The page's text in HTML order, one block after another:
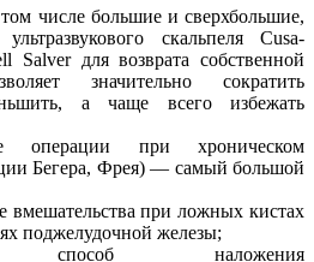
числе большие и сверхбольшие,
скальпеля Cusa-
Salver для возврата собственной
значительно сократить
а чаще всего избежать
операции при хроническом
Бегера, Фрея) — самый большой
вмешательства при ложных кистах
поджелудочной железы;
способ наложения